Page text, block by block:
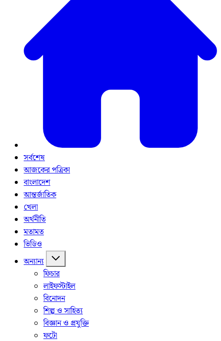
সর্বশেষ
আজকের পত্রিকা
বাংলাদেশ
আন্তর্জাতিক
খেলা
অর্থনীতি
মতামত
ভিডিও
অন্যান্য
ফিচার
লাইফস্টাইল
বিনোদন
শিল্প ও সাহিত্য
বিজ্ঞান ও প্রযুক্তি
ফটো